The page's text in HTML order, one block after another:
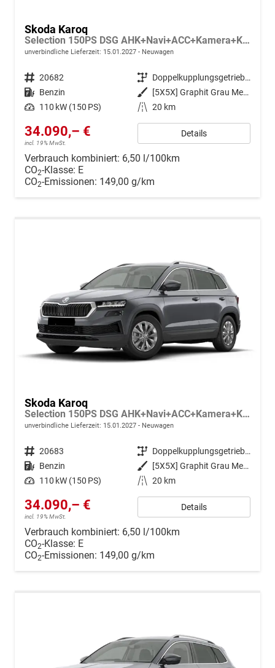
Skoda Karoq
Selection 150PS DSG AHK+Navi+ACC+Kamera+Kessy+Sitzheizung+GV5+Ambiente
unverbindliche Lieferzeit: 15.01.2027 Neuwagen
Fahrzeugnr. 20682 Getriebe
Doppelkupplungsgetriebe (DSG)
Kraftstoff Benzin Außenfarbe
[5X5X] Graphit Grau Metallic
Leistung 110 kW (150 PS) Kilometerstand 20 km
34.090,– €
incl. 19% MwSt.
Details
Verbrauch kombiniert: 6,50 l/100km
CO2-Klasse: E
CO2-Emissionen: 149,00 g/km
Skoda Karoq
Selection 150PS DSG AHK+Navi+ACC+Kamera+Kessy+Sitzheizung+GV5+Ambiente
unverbindliche Lieferzeit: 15.01.2027 Neuwagen
Fahrzeugnr. 20683 Getriebe
Doppelkupplungsgetriebe (DSG)
Kraftstoff Benzin Außenfarbe
[5X5X] Graphit Grau Metallic
Leistung 110 kW (150 PS) Kilometerstand 20 km
34.090,– €
incl. 19% MwSt.
Details
Verbrauch kombiniert: 6,50 l/100km
CO2-Klasse: E
CO2-Emissionen: 149,00 g/km